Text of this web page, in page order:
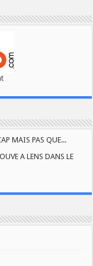
MAIS PAS QUE...
A LENS DANS LE